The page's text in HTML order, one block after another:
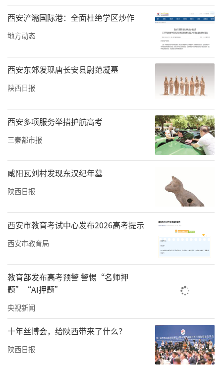
与。
据不完全统计，端午假期，全省累计举办各类
群众文化活动2694场次，服务群众118.22万人
次，同比增长16.2％。（记者 李卫）
责任编辑：方点 赵森
西安浐灞国际港：全面杜绝学区炒作
地方动态
西安东郊发现唐长安县尉范凝墓
陕西日报
西安多项服务举措护航高考
三秦都市报
咸阳瓦刘村发现东汉纪年墓
陕西日报
西安市教育考试中心发布2026高考提示
西安市教育局
教育部发布高考预警 警惕“名师押
题”“AI押题”
央视新闻
十年丝博会，给陕西带来了什么？
陕西日报